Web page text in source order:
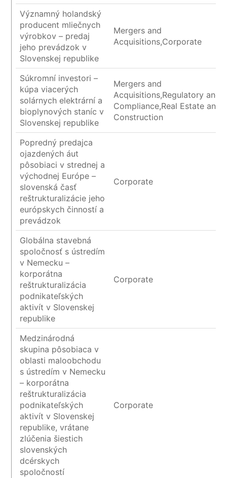
Významný holandský
producent mliečnych
výrobkov – predaj
jeho prevádzok v
Slovenskej republike
Mergers and
Acquisitions,Corporate
Súkromní investori –
kúpa viacerých
solárnych elektrární a
bioplynových staníc v
Slovenskej republike
Mergers and
Acquisitions,Regulatory and
Compliance,Real Estate and
Construction
Popredný predajca
ojazdených áut
pôsobiaci v strednej a
východnej Európe –
slovenská časť
reštrukturalizácie jeho
európskych činností a
prevádzok
Corporate
Globálna stavebná
spoločnosť s ústredím
v Nemecku –
korporátna
reštrukturalizácia
podnikateľských
aktivít v Slovenskej
republike
Corporate
Medzinárodná
skupina pôsobiaca v
oblasti maloobchodu
s ústredím v Nemecku
– korporátna
reštrukturalizácia
podnikateľských
aktivít v Slovenskej
republike, vrátane
zlúčenia šiestich
slovenských
dcérskych
spoločností
Corporate